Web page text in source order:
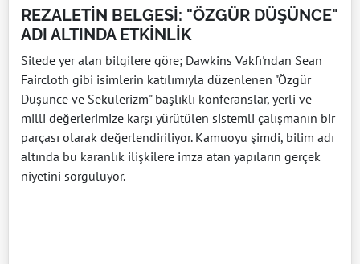
REZALETİN BELGESİ: "ÖZGÜR DÜŞÜNCE"
ADI ALTINDA ETKİNLİK
Sitede yer alan bilgilere göre; Dawkins Vakfı'ndan Sean
Faircloth gibi isimlerin katılımıyla düzenlenen "Özgür
Düşünce ve Sekülerizm" başlıklı konferanslar, yerli ve
milli değerlerimize karşı yürütülen sistemli çalışmanın bir
parçası olarak değerlendiriliyor. Kamuoyu şimdi, bilim adı
altında bu karanlık ilişkilere imza atan yapıların gerçek
niyetini sorguluyor.